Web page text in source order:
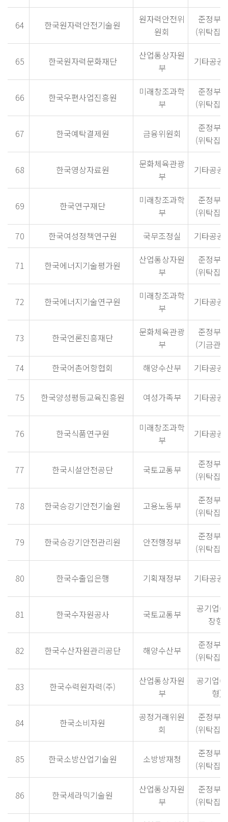
64 한국원자력안전기술원
원자력안전위
원회
준정부
(위탁집
65 한국원자력문화재단
산업통상자원
부
기타공공
66 한국우편사업진흥원
미래창조과학
부
준정부
(위탁집
67 한국예탁결제원 금융위원회
준정부
(위탁집
68 한국영상자료원
문화체육관광
부
기타공공
69 한국연구재단
미래창조과학
부
준정부
(위탁집
70
한국여성정책연구원 국무조정실 기타공공
71 한국에너지기술평가원
산업통상자원
부
준정부
(위탁집
72 한국에너지기술연구원
미래창조과학
부
기타공공
73 한국언론진흥재단
문화체육관광
부
준정부
(기금관
74
한국어촌어항협회 해양수산부 기타공공
75 한국양성평등교육진흥원 여성가족부 기타공공
76 한국식품연구원
미래창조과학
부
기타공공
77 한국시설안전공단 국토교통부
준정부
(위탁집
78 한국승강기안전기술원 고용노동부
준정부
(위탁집
79 한국승강기안전관리원 안전행정부
준정부
(위탁집
80 한국수출입은행 기획재정부 기타공공
81 한국수자원공사 국토교통부
공기업(
장형)
82 한국수산자원관리공단 해양수산부
준정부
(위탁집
83 한국수력원자력(주)
산업통상자원
부
공기업(
형)
84 한국소비자원
공정거래위원
회
준정부
(위탁집
85 한국소방산업기술원 소방방재청
준정부
(위탁집
86 한국세라믹기술원
산업통상자원
부
준정부
(위탁집